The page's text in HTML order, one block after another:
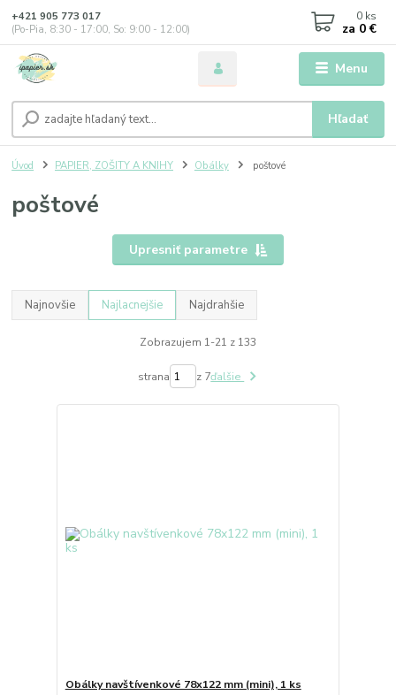
Menu
Hľadať
+421 905 773 017
(Po-Pia, 8:30 - 17:00, So: 9:00 - 12:00)
0 ks
za 0 €
Úvod PAPIER, ZOŠITY A KNIHY Obálky poštové
poštové
Upresniť parametre
Najnovšie Najlacnejšie Najdrahšie
Zobrazujem 1-21 z 133
strana z 7ďalšie
Obálky navštívenkové 78x122 mm (mini), 1 ks